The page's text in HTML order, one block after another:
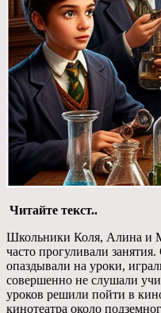
Читайте текст..
Школьники Коля, Алина и
часто прогуливали
опаздывали на уроки,
совершенно не слушали
уроков решили пойти в
кинотеатра около